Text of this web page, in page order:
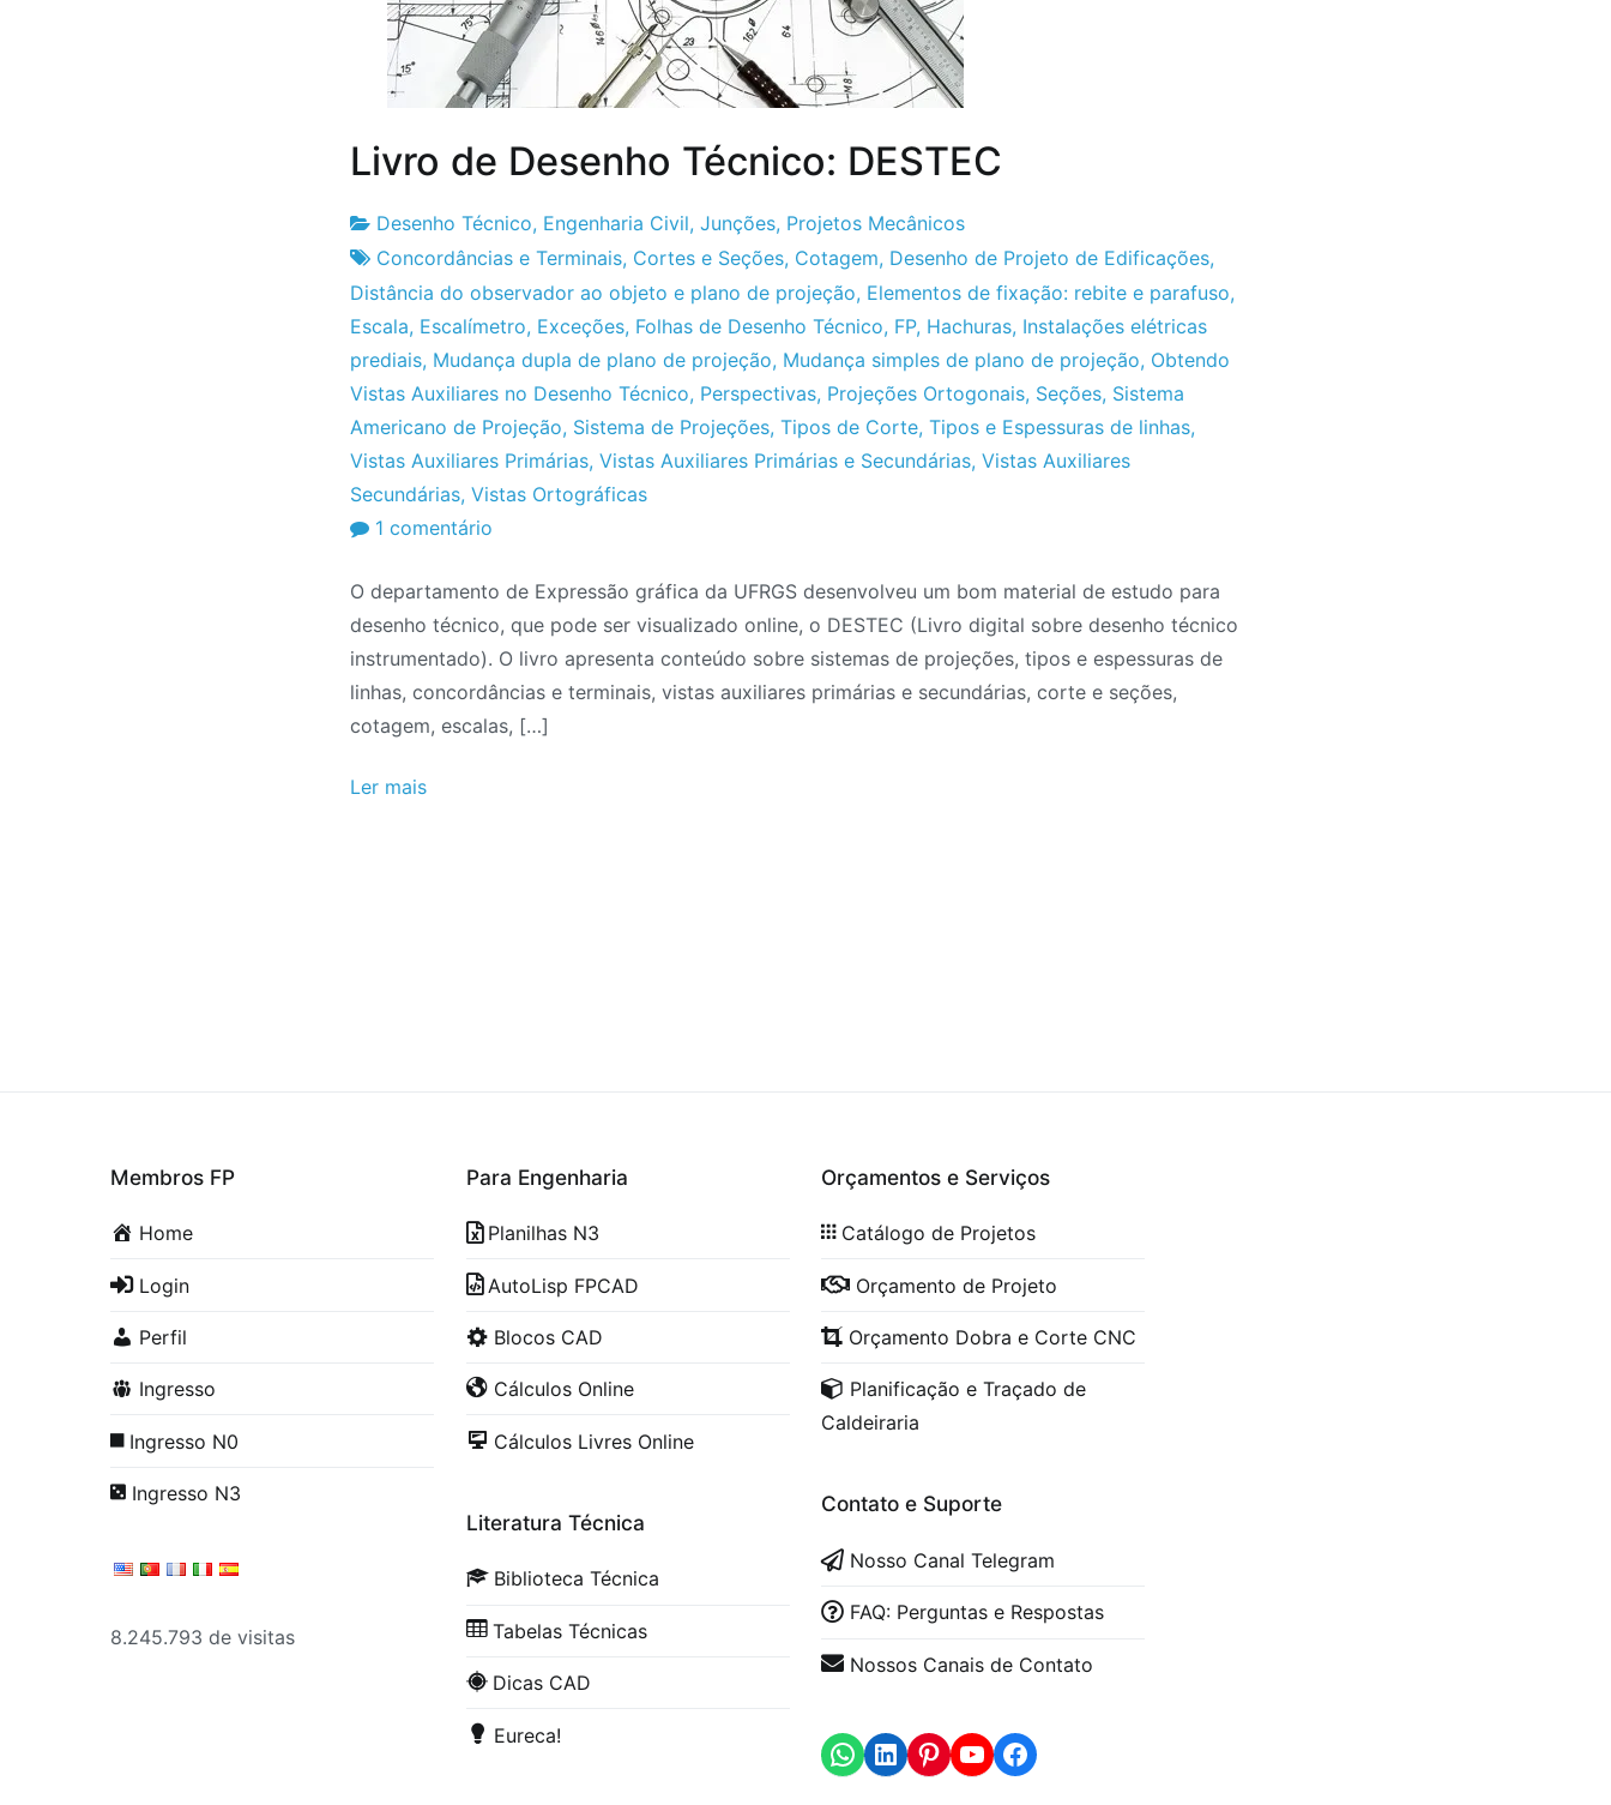
Livro de Desenho Técnico: DESTEC
Fabrica
do
Projeto
23
de
Janeiro
de
2012
Desenho Técnico, Engenharia Civil, Junções, Projetos Mecânicos
Concordâncias e Terminais, Cortes e Seções, Cotagem, Desenho de Projeto de Edificações,
Distância do observador ao objeto e plano de projeção, Elementos de fixação: rebite e parafuso,
Escala, Escalímetro, Exceções, Folhas de Desenho Técnico, FP, Hachuras, Instalações elétricas
prediais, Mudança dupla de plano de projeção, Mudança simples de plano de projeção, Obtendo
Vistas Auxiliares no Desenho Técnico, Perspectivas, Projeções Ortogonais, Seções, Sistema
Americano de Projeção, Sistema de Projeções, Tipos de Corte, Tipos e Espessuras de linhas,
Vistas Auxiliares Primárias, Vistas Auxiliares Primárias e Secundárias, Vistas Auxiliares
Secundárias, Vistas Ortográficas
1 comentário
de
Desenho
Técnico:
DESTEC
O departamento de Expressão gráfica da UFRGS desenvolveu um bom material de estudo para
desenho técnico, que pode ser visualizado online, o DESTEC (Livro digital sobre desenho técnico
instrumentado). O livro apresenta conteúdo sobre sistemas de projeções, tipos e espessuras de
linhas, concordâncias e terminais, vistas auxiliares primárias e secundárias, corte e seções,
cotagem, escalas, […]
Ler mais
Membros FP
Home
Login
Perfil
Ingresso
Ingresso N0
Ingresso N3
8.245.793 de visitas
Para Engenharia
Planilhas N3
AutoLisp FPCAD
Blocos CAD
Cálculos Online
Cálculos Livres Online
Literatura Técnica
Biblioteca Técnica
Tabelas Técnicas
Dicas CAD
Eureca!
Orçamentos e Serviços
Catálogo de Projetos
Orçamento de Projeto
Orçamento Dobra e Corte CNC
Planificação e Traçado de
Caldeiraria
Contato e Suporte
Nosso Canal Telegram
FAQ: Perguntas e Respostas
Nossos Canais de Contato
WhatsApp
LinkedInhttps://www.youtube.com/c/